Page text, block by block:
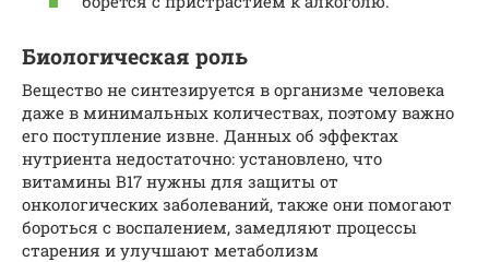
Биологическая роль
Вещество не синтезируется в организме человека
даже в минимальных количествах, поэтому важно
его поступление извне. Данных об эффектах
нутриента недостаточно: установлено, что
витамины В17 нужны для защиты от
онкологических заболеваний, также они помогают
бороться с воспалением, замедляют процессы
старения и улучшают метаболизм